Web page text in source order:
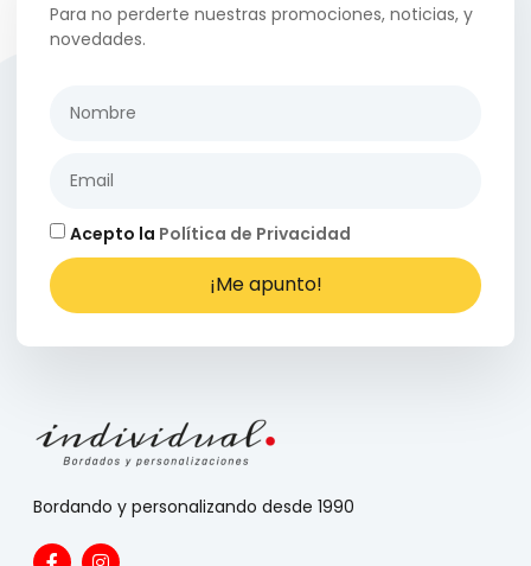
Para no perderte nuestras promociones, noticias, y
novedades.
Acepto la Política de Privacidad
¡Me apunto!
Bordando y personalizando desde 1990